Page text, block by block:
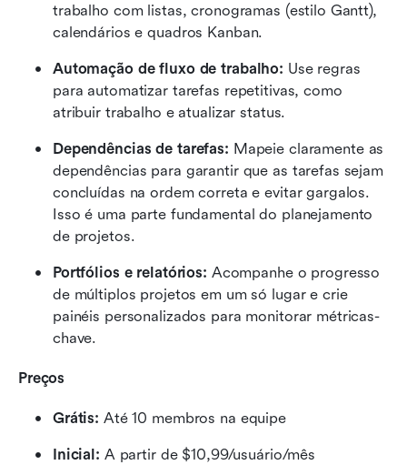
trabalho com listas, cronogramas (estilo Gantt),
calendários e quadros Kanban.
Automação de fluxo de trabalho: Use regras
para automatizar tarefas repetitivas, como
atribuir trabalho e atualizar status.
Dependências de tarefas: Mapeie claramente as
dependências para garantir que as tarefas sejam
concluídas na ordem correta e evitar gargalos.
Isso é uma parte fundamental do planejamento
de projetos.
Portfólios e relatórios: Acompanhe o progresso
de múltiplos projetos em um só lugar e crie
painéis personalizados para monitorar métricas-
chave.
Preços
Grátis: Até 10 membros na equipe
Inicial: A partir de $10,99/usuário/mês